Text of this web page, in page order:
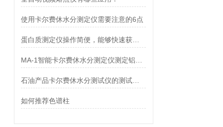
使用卡尔费休水分测定仪需要注意的6点
如何推荐色谱柱